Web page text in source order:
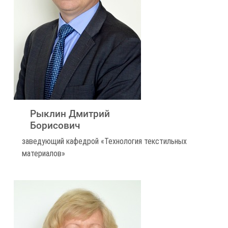
Рыклин Дмитрий
Борисович
заведующий кафедрой «Технология текстильных
материалов»